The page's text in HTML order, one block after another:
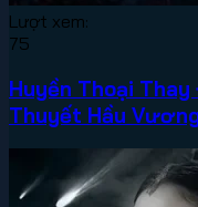
Lượt xem:
75
Huyền Thoại
Thuyết Hầu